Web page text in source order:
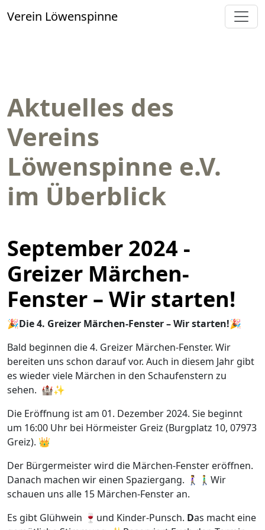
Verein Löwenspinne
Aktuelles des
Vereins
Löwenspinne e.V.
im Überblick
September 2024 -
Greizer Märchen-
Fenster – Wir starten!
🎉Die 4. Greizer Märchen-Fenster – Wir starten!🎉
Bald beginnen die 4. Greizer Märchen-Fenster. Wir
bereiten uns schon darauf vor. Auch in diesem Jahr gibt
es wieder viele Märchen in den Schaufenstern zu
sehen. 🏰✨
Die Eröffnung ist am 01. Dezember 2024. Sie beginnt
um 16:00 Uhr bei Hörmeister Greiz (Burgplatz 10, 07973
Greiz). 👑
Der Bürgermeister wird die Märchen-Fenster eröffnen.
Danach machen wir einen Spaziergang. 🚶‍♀️🚶‍♂️Wir
schauen uns alle 15 Märchen-Fenster an.
Es gibt Glühwein 🍷und Kinder-Punsch. Das macht eine